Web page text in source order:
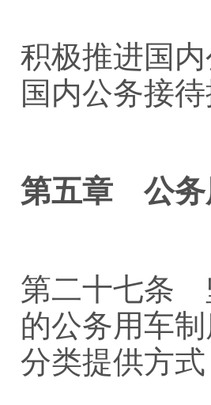
积极推进国
国内公务接
第五章 公务
第二十七条
的公务用车
分类提供方